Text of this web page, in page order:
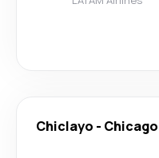
Chiclayo - Chicago